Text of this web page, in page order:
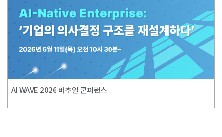
AI WAVE 2026 버추얼 콘퍼런스